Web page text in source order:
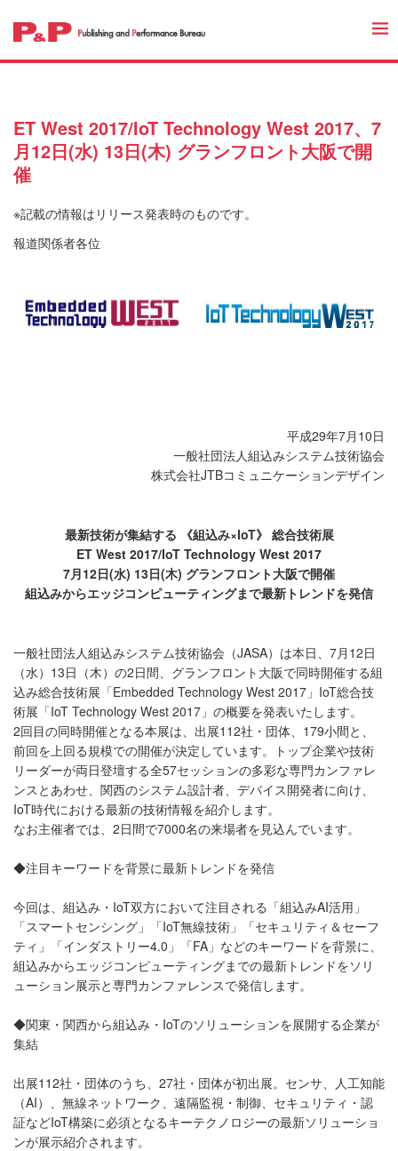
ET West 2017/IoT Technology West 2017、7
月12日(水) 13日(木) グランフロント大阪で開
催
※記載の情報はリリース発表時のものです。
報道関係者各位
平成29年7月10日
一般社団法人組込みシステム技術協会
株式会社JTBコミュニケーションデザイン
最新技術が集結する 《組込み×IoT》 総合技術展
ET West 2017/IoT Technology West 2017
7月12日(水) 13日(木) グランフロント大阪で開催
組込みからエッジコンピューティングまで最新トレンドを発信
一般社団法人組込みシステム技術協会（JASA）は本日、7月12日
（水）13日（木）の2日間、グランフロント大阪で同時開催する組
込み総合技術展「Embedded Technology West 2017」IoT総合技
術展「IoT Technology West 2017」の概要を発表いたします。
2回目の同時開催となる本展は、出展112社・団体、179小間と、
前回を上回る規模での開催が決定しています。トップ企業や技術
リーダーが両日登壇する全57セッションの多彩な専門カンファレ
ンスとあわせ、関西のシステム設計者、デバイス開発者に向け、
IoT時代における最新の技術情報を紹介します。
なお主催者では、2日間で7000名の来場者を見込んでいます。
◆注目キーワードを背景に最新トレンドを発信
今回は、組込み・IoT双方において注目される「組込みAI活用」
「スマートセンシング」「IoT無線技術」「セキュリティ＆セーフ
ティ」「インダストリー4.0」「FA」などのキーワードを背景に、
組込みからエッジコンピューティングまでの最新トレンドをソリ
ューション展示と専門カンファレンスで発信します。
◆関東・関西から組込み・IoTのソリューションを展開する企業が
集結
出展112社・団体のうち、27社・団体が初出展。センサ、人工知能
（AI）、無線ネットワーク、遠隔監視・制御、セキュリティ・認
証などIoT構築に必須となるキーテクノロジーの最新ソリューショ
ンが展示紹介されます。